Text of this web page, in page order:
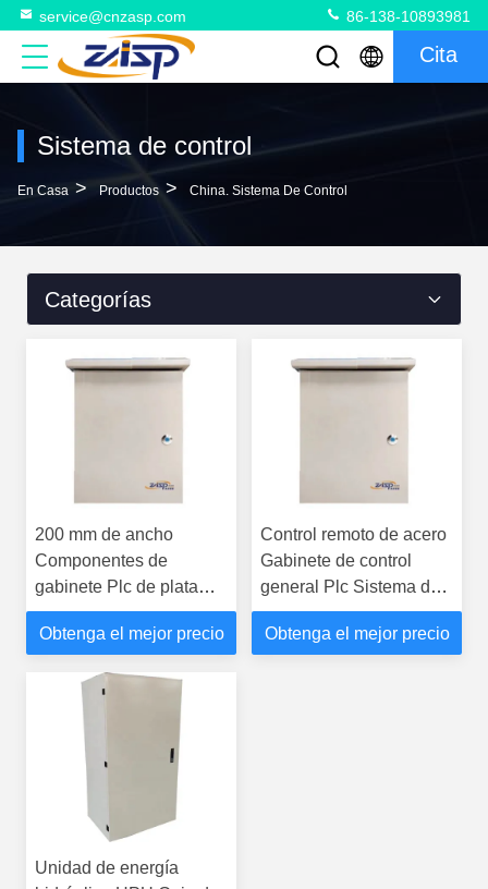
service@cnzasp.com 86-138-10893981
Cita
Sistema de control
En Casa > Productos > China. Sistema De Control
Categorías
200 mm de ancho
Componentes de
gabinete Plc de plata
Caja de control Plc para
uso eléctrico
Obtenga el mejor precio
Control remoto de acero
Gabinete de control
general Plc Sistema de
control
Obtenga el mejor precio
Unidad de energía